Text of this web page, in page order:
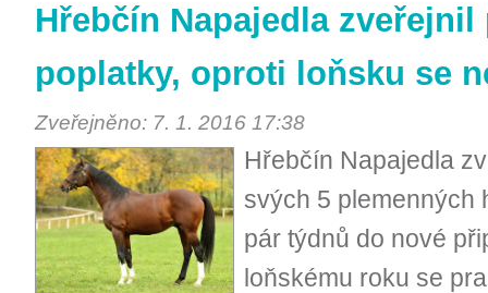
Hřebčín Napajedla
poplatky, oproti loňsku se
Zveřejněno: 7. 1. 2016 17:38
Hřebčín Napajedla
svých 5 plemenných
pár týdnů do nové
loňskému roku se